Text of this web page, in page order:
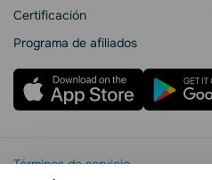
Certificación
Programa de afiliados
Términos de servicio